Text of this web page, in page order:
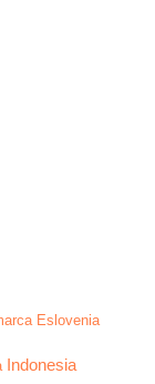
Eslovenia
Indonesia